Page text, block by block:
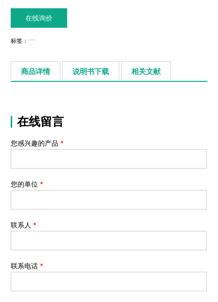
在线询价
标签：
商品详情 说明书下载 相关文献
在线留言
您感兴趣的产品 *
您的单位 *
联系人 *
联系电话 *